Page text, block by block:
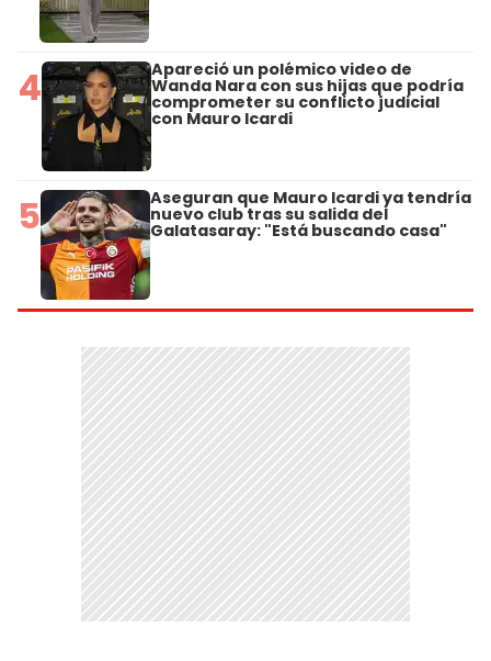
4 Apareció un polémico video de
Wanda Nara con sus hijas que podría
comprometer su conflicto judicial
con Mauro Icardi
5 Aseguran que Mauro Icardi ya tendría
nuevo club tras su salida del
Galatasaray: "Está buscando casa"